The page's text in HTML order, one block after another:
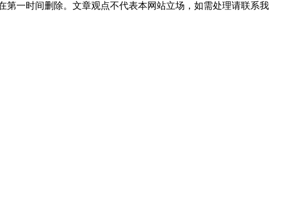
一时间删除。文章观点不代表本网站立场，如需处理请联系我